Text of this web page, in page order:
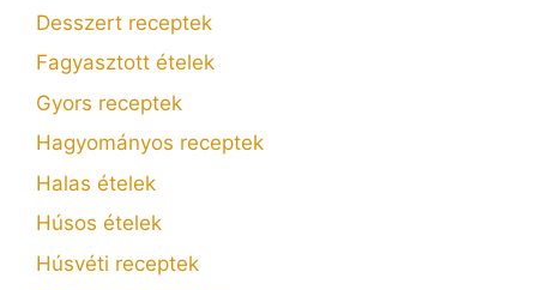
Desszert receptek
Fagyasztott ételek
Gyors receptek
Hagyományos receptek
Halas ételek
Húsos ételek
Húsvéti receptek